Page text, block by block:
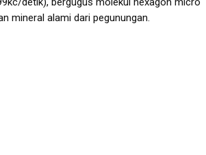
mineral alami dari pegunungan.